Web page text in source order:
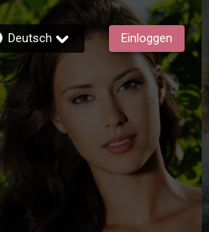
Deutsch Einloggen